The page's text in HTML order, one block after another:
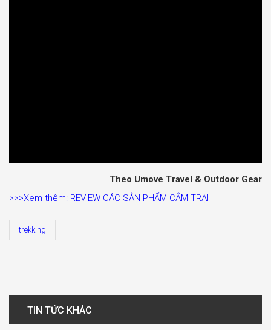
Theo Umove Travel & Outdoor Gear
>>>Xem thêm: REVIEW CÁC SẢN PHẨM CẮM TRẠI
trekking
TIN TỨC KHÁC